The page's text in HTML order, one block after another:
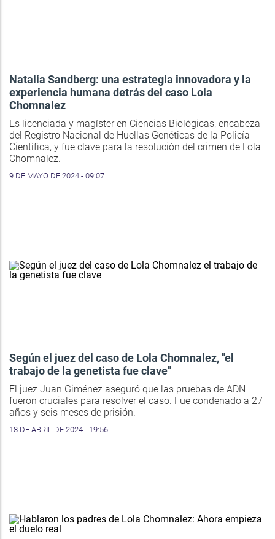
Natalia Sandberg: una estrategia innovadora y la
experiencia humana detrás del caso Lola
Chomnalez
Es licenciada y magíster en Ciencias Biológicas, encabeza
del Registro Nacional de Huellas Genéticas de la Policía
Científica, y fue clave para la resolución del crimen de Lola
Chomnalez.
9 DE MAYO DE 2024 - 09:07
Según el juez del caso de Lola Chomnalez, "el
trabajo de la genetista fue clave"
El juez Juan Giménez aseguró que las pruebas de ADN
fueron cruciales para resolver el caso. Fue condenado a 27
años y seis meses de prisión.
18 DE ABRIL DE 2024 - 19:56